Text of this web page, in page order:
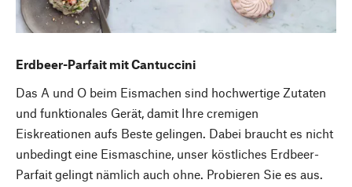
Erdbeer-Parfait mit Cantuccini
Das A und O beim Eismachen sind hochwertige Zutaten
und funktionales Gerät, damit Ihre cremigen
Eiskreationen aufs Beste gelingen. Dabei braucht es nicht
unbedingt eine Eismaschine, unser köstliches Erdbeer-
Parfait gelingt nämlich auch ohne. Probieren Sie es aus.